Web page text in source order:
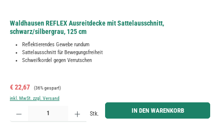
Waldhausen REFLEX Ausreitdecke mit Sattelausschnitt,
schwarz/silbergrau, 125 cm
Reflektierendes Gewebe rundum
Sattelausschnitt für Bewegungsfreiheit
Schweifkordel gegen Verrutschen
Verkaufspreis:
€ 22,67 Regulärer Preis:
(36% gespart)
inkl. MwSt. zzgl. Versand
Produkt Anzahl: Gib den gewünschten Wert ein oder benutze die Schaltflächen um die Anzahl zu
Stk. IN DEN WARENKORB